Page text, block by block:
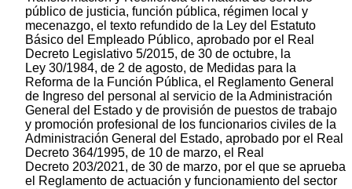
público de justicia, función pública, régimen local y
mecenazgo, el texto refundido de la Ley del Estatuto
Básico del Empleado Público, aprobado por el Real
Decreto Legislativo 5/2015, de 30 de octubre, la
Ley 30/1984, de 2 de agosto, de Medidas para la
Reforma de la Función Pública, el Reglamento General
de Ingreso del personal al servicio de la Administración
General del Estado y de provisión de puestos de trabajo
y promoción profesional de los funcionarios civiles de la
Administración General del Estado, aprobado por el Real
Decreto 364/1995, de 10 de marzo, el Real
Decreto 203/2021, de 30 de marzo, por el que se aprueba
el Reglamento de actuación y funcionamiento del sector